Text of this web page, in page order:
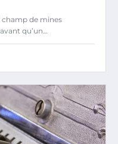
champ de mines
qu’un…